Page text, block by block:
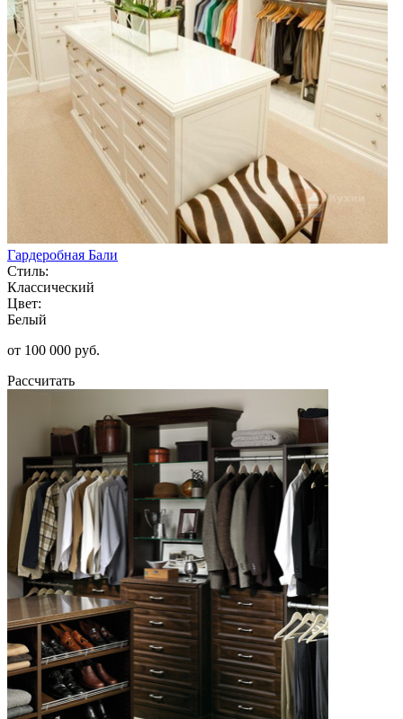
Гардеробная Бали
Стиль:
Классический
Цвет:
Белый
от 100 000 руб.
Рассчитать